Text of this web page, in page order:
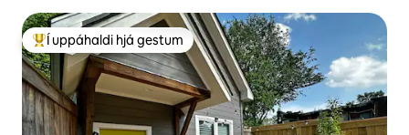
Í mestu uppáhaldi hjá gestum
Í uppáhaldi hjá gestum